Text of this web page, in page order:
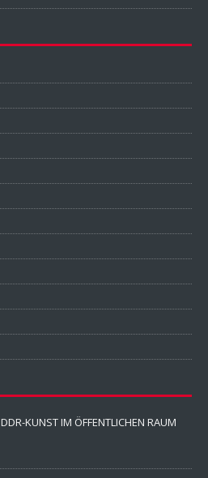
DDR-KUNST IM ÖFFENTLICHEN RAUM